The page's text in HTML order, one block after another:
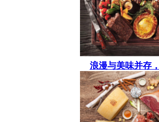
南下,凛冽寒风开始充
浪漫与美味并存
生活 2019-12-12
一年一度让人期待的
现在无论走在哪里都